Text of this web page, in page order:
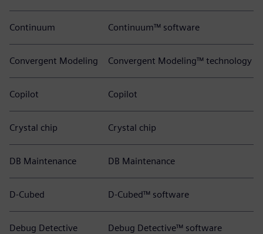
Continuum Continuum™ software
Convergent Modeling Convergent Modeling™ technology
Copilot Copilot
Crystal chip Crystal chip
DB Maintenance DB Maintenance
D-Cubed D-Cubed™ software
Debug Detective Debug Detective™ software